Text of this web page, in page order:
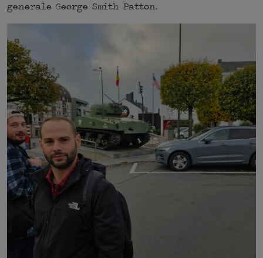
generale George Smith Patton.